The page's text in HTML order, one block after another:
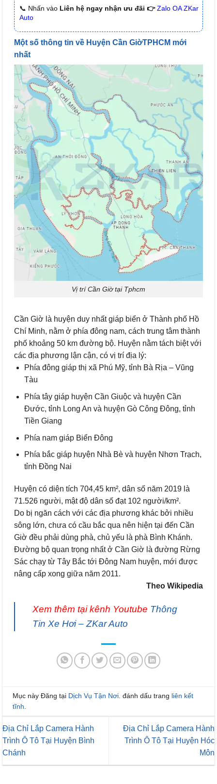
📞 Nhấn vào Liên hệ ngay nhận ưu đãi 👉 Zalo OA ZKar
Auto
Một số thông tin về Huyện Cần GiờTPHCM mới
nhất
Vị trí Cần Giờ tại Tphcm
Cần Giờ là huyện duy nhất giáp biển ở Thành phố Hồ
Chí Minh, nằm ở phía đông nam, cách trung tâm thành
phố khoảng 50 km đường bộ. Huyện nằm tách biệt với
các địa phương lận cận, có vị trí địa lý:
Phía đông giáp thị xã Phú Mỹ, tỉnh Bà Rịa – Vũng
Tàu
Phía tây giáp huyện Cần Giuộc và huyện Cần
Đước, tỉnh Long An và huyện Gò Công Đông, tỉnh
Tiền Giang
Phía nam giáp Biển Đông
Phía bắc giáp huyện Nhà Bè và huyện Nhơn Trạch,
tỉnh Đồng Nai
Huyện có diện tích 704,45 km², dân số năm 2019 là
71.526 người, mật độ dân số đạt 102 người/km².
Do bị ngăn cách với các địa phương khác bởi nhiều
sông lớn, chưa có cầu bắc qua nên hiện tại đến Cần
Giờ đều phải dùng phà, chủ yếu là phà Bình Khánh.
Đường bộ quan trọng nhất ở Cần Giờ là đường Rừng
Sác chạy từ Tây Bắc tới Đông Nam huyện, mới được
nâng cấp xong giữa năm 2011.
Theo Wikipedia
Xem thêm tại kênh Youtube Thông
Tin Xe Hơi – ZKar Auto
Mục này Đăng tại Dịch Vụ Tận Nơi . đánh dấu trang liên kết
tĩnh
Địa Chỉ Lắp Camera Hành
Trình Ô Tô Tại Huyện Bình
Chánh
Địa Chỉ Lắp Camera Hành
Trình Ô Tô Tại Huyện Hóc
Môn